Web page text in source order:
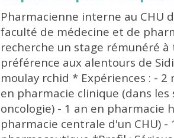
Pharmacienne interne au CHU
faculté de médecine et de
recherche un stage rémunéré
préférence aux alentours de
moulay rchid * Expériences : -
en pharmacie clinique (dans les
oncologie) - 1 an en pharmacie
pharmacie centrale d'un CHU)